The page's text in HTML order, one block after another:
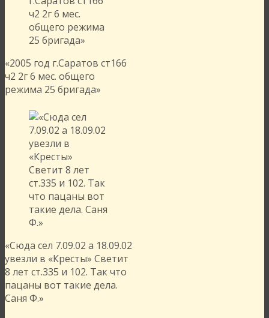
«2005 год г.Саратов ст166
ч2 2г 6 мес. общего
режима 25 бригада»
«Сюда сел 7.09.02 а 18.09.02
увезли в «Кресты» Светит
8 лет ст.335 и 102. Так что
пацаны вот такие дела.
Саня Ф.»